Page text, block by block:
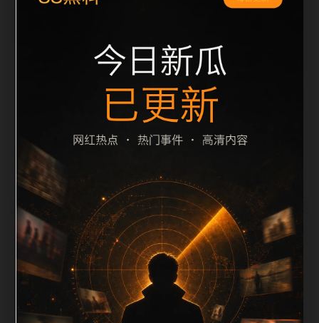
间内理解页面主题、入口路径和延伸阅读方向。本站在
致，减少无关词堆砌，避免同一批页面出现高度重复。
从搜索体验看，用户通常先看标题是否明确，再看摘要
是否说明更新范围，随后通过栏目入口继续浏览同类内
容。因此本页保留面包屑、同类推荐、热门推荐、上一
篇下一篇和 sitemap 入口，让重要页面点击深度控制在
三次以内。后续更新会围绕投稿入口持续补充新内容，
每次新增保持少量、稳定、相关，图
栏目内容归集
片文件名和 alt/title 也跟随主关键词、栏目词和文章标
题生成。如果采集内容缺少图片，将使用同主题默认图
兜底；如果标题过短、描述为空、正文摘要不足或关键